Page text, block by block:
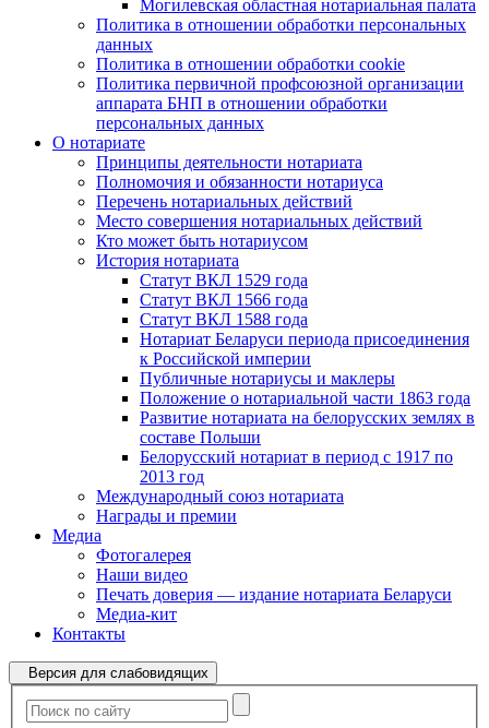
Могилевская областная нотариальная палата
Политика в отношении обработки персональных
данных
Политика в отношении обработки cookie
Политика первичной профсоюзной организации
аппарата БНП в отношении обработки
персональных данных
О нотариате
Принципы деятельности нотариата
Полномочия и обязанности нотариуса
Перечень нотариальных действий
Место совершения нотариальных действий
Кто может быть нотариусом
История нотариата
Статут ВКЛ 1529 года
Статут ВКЛ 1566 года
Статут ВКЛ 1588 года
Нотариат Беларуси периода присоединения
к Российской империи
Публичные нотариусы и маклеры
Положение о нотариальной части 1863 года
Развитие нотариата на белорусских землях в
составе Польши
Белорусский нотариат в период с 1917 по
2013 год
Международный союз нотариата
Награды и премии
Медиа
Фотогалерея
Наши видео
Печать доверия — издание нотариата Беларуси
Медиа-кит
Контакты
Версия для слабовидящих